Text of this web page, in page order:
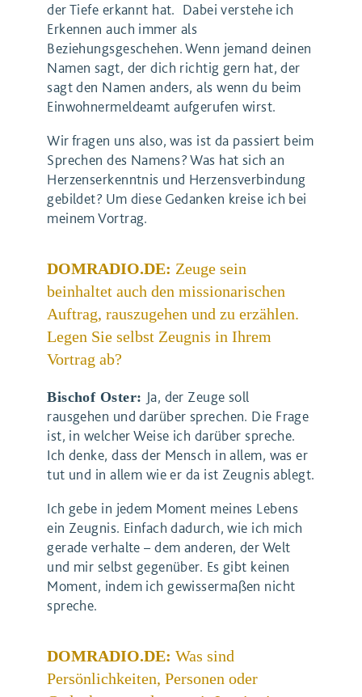
der Tiefe erkannt hat. Dabei verstehe ich
Erkennen auch immer als
Beziehungsgeschehen. Wenn jemand deinen
Namen sagt, der dich richtig gern hat, der
sagt den Namen anders, als wenn du beim
Einwohnermeldeamt aufgerufen wirst.
Wir fragen uns also, was ist da passiert beim
Sprechen des Namens? Was hat sich an
Herzenserkenntnis und Herzensverbindung
gebildet? Um diese Gedanken kreise ich bei
meinem Vortrag.
DOMRADIO.DE: Zeuge sein
beinhaltet auch den missionarischen
Auftrag, rauszugehen und zu erzählen.
Legen Sie selbst Zeugnis in Ihrem
Vortrag ab?
Bischof Oster: Ja, der Zeuge soll
rausgehen und darüber sprechen. Die Frage
ist, in welcher Weise ich darüber spreche.
Ich denke, dass der Mensch in allem, was er
tut und in allem wie er da ist Zeugnis ablegt.
Ich gebe in jedem Moment meines Lebens
ein Zeugnis. Einfach dadurch, wie ich mich
gerade verhalte – dem anderen, der Welt
und mir selbst gegenüber. Es gibt keinen
Moment, indem ich gewissermaßen nicht
spreche.
DOMRADIO.DE:Was sind
Persönlichkeiten, Personen oder